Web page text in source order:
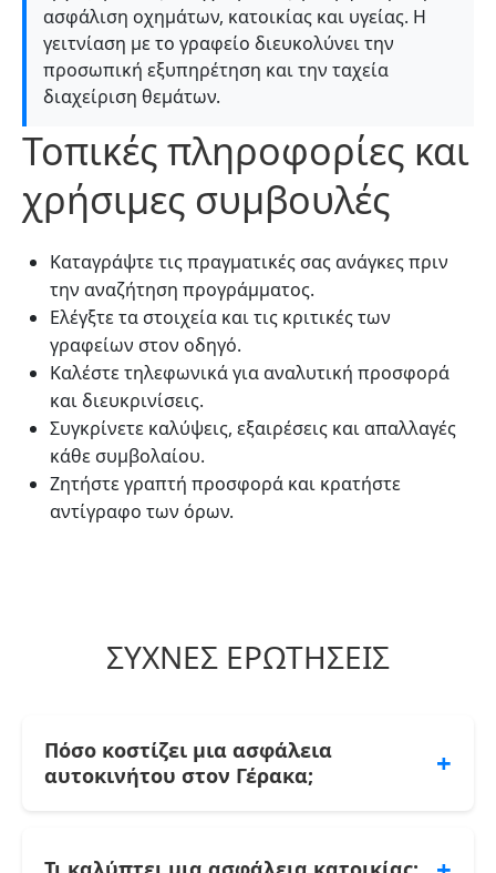
ασφάλιση οχημάτων, κατοικίας και υγείας. Η
γειτνίαση με το γραφείο διευκολύνει την
προσωπική εξυπηρέτηση και την ταχεία
διαχείριση θεμάτων.
Τοπικές πληροφορίες και
χρήσιμες συμβουλές
Καταγράψτε τις πραγματικές σας ανάγκες πριν
την αναζήτηση προγράμματος.
Ελέγξτε τα στοιχεία και τις κριτικές των
γραφείων στον οδηγό.
Καλέστε τηλεφωνικά για αναλυτική προσφορά
και διευκρινίσεις.
Συγκρίνετε καλύψεις, εξαιρέσεις και απαλλαγές
κάθε συμβολαίου.
Ζητήστε γραπτή προσφορά και κρατήστε
αντίγραφο των όρων.
ΣΥΧΝΈΣ ΕΡΩΤΉΣΕΙΣ
Πόσο κοστίζει μια ασφάλεια
αυτοκινήτου στον Γέρακα;
+